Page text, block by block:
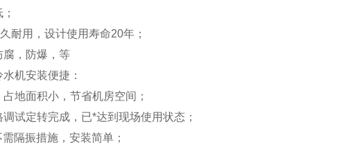
耐用，设计使用寿命20年；
腐，防爆，等
机安装便捷：
地面积小，节省机房空间；
试定转完成，已*达到现场使用状态；
隔振措施，安装简单；